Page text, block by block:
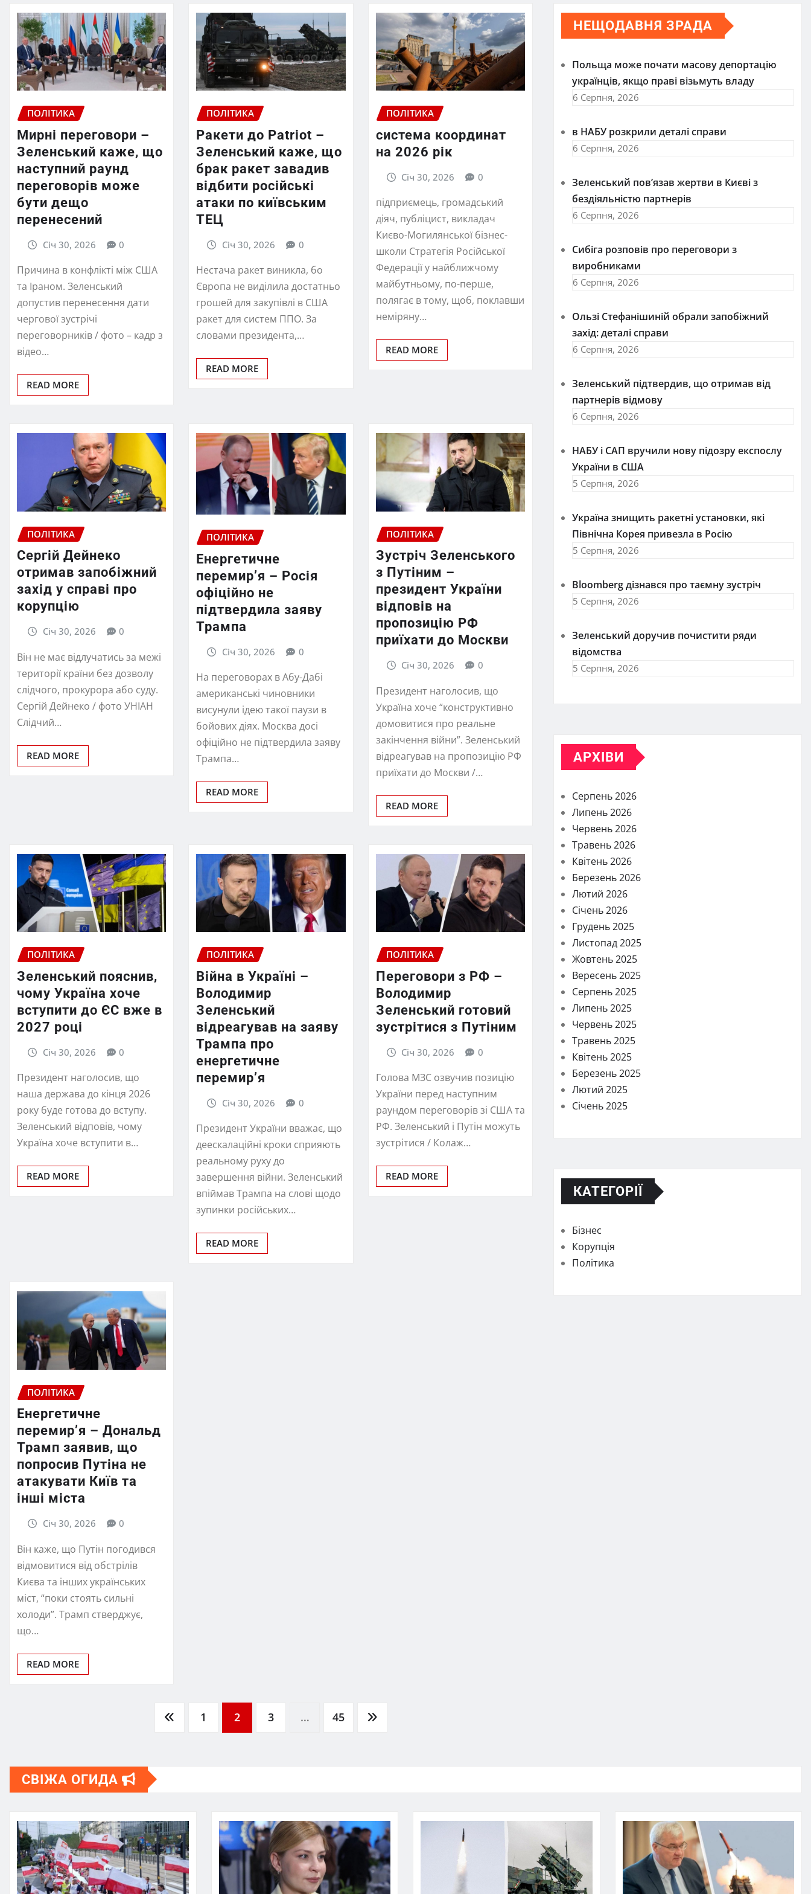
ПОЛІТИКА
Мирні переговори –
Зеленський каже, що
наступний раунд
переговорів може
бути дещо
перенесений
Січ 30, 2026 0
Причина в конфлікті між США
та Іраном. Зеленський
допустив перенесення дати
чергової зустрічі
переговорників / фото – кадр з
відео…
READ MORE
ПОЛІТИКА
Ракети до Patriot –
Зеленський каже, що
брак ракет завадив
відбити російські
атаки по київським
ТЕЦ
Січ 30, 2026 0
Нестача ракет виникла, бо
Європа не виділила достатньо
грошей для закупівлі в США
ракет для систем ППО. За
словами президента,…
READ MORE
ПОЛІТИКА
система координат
на 2026 рік
Січ 30, 2026 0
підприємець, громадський
діяч, публіцист, викладач
Києво-Могилянської бізнес-
школи Стратегія Російської
Федерації у найближчому
майбутньому, по-перше,
полягає в тому, щоб, поклавши
неміряну…
READ MORE
ПОЛІТИКА
Сергій Дейнеко
отримав запобіжний
захід у справі про
корупцію
Січ 30, 2026 0
Він не має відлучатись за межі
території країни без дозволу
слідчого, прокурора або суду.
Сергій Дейнеко / фото УНІАН
Слідчий…
READ MORE
ПОЛІТИКА
Енергетичне
перемир’я – Росія
офіційно не
підтвердила заяву
Трампа
Січ 30, 2026 0
На переговорах в Абу-Дабі
американські чиновники
висунули ідею такої паузи в
бойових діях. Москва досі
офіційно не підтвердила заяву
Трампа…
READ MORE
ПОЛІТИКА
Зустріч Зеленського
з Путіним –
президент України
відповів на
пропозицію РФ
приїхати до Москви
Січ 30, 2026 0
Президент наголосив, що
Україна хоче “конструктивно
домовитися про реальне
закінчення війни”. Зеленський
відреагував на пропозицію РФ
приїхати до Москви /…
READ MORE
ПОЛІТИКА
Зеленський пояснив,
чому Україна хоче
вступити до ЄС вже в
2027 році
Січ 30, 2026 0
Президент наголосив, що
наша держава до кінця 2026
року буде готова до вступу.
Зеленський відповів, чому
Україна хоче вступити в…
READ MORE
ПОЛІТИКА
Війна в Україні –
Володимир
Зеленський
відреагував на заяву
Трампа про
енергетичне
перемир’я
Січ 30, 2026 0
Президент України вважає, що
деескалаційні кроки сприяють
реальному руху до
завершення війни. Зеленський
впіймав Трампа на слові щодо
зупинки російських…
READ MORE
ПОЛІТИКА
Переговори з РФ –
Володимир
Зеленський готовий
зустрітися з Путіним
Січ 30, 2026 0
Голова МЗС озвучив позицію
України перед наступним
раундом переговорів зі США та
РФ. Зеленський і Путін можуть
зустрітися / Колаж…
READ MORE
ПОЛІТИКА
Енергетичне
перемир’я – Дональд
Трамп заявив, що
попросив Путіна не
атакувати Київ та
інші міста
Січ 30, 2026 0
Він каже, що Путін погодився
відмовитися від обстрілів
Києва та інших українських
міст, “поки стоять сильні
холоди”. Трамп стверджує,
що…
READ MORE
1 2 3 … 45
НЕЩОДАВНЯ ЗРАДА
Польща може почати масову депортацію
українців, якщо праві візьмуть владу
6 Серпня, 2026
в НАБУ розкрили деталі справи
6 Серпня, 2026
Зеленський пов’язав жертви в Києві з
бездіяльністю партнерів
6 Серпня, 2026
Сибіга розповів про переговори з
виробниками
6 Серпня, 2026
Ользі Стефанішиній обрали запобіжний
захід: деталі справи
6 Серпня, 2026
Зеленський підтвердив, що отримав від
партнерів відмову
6 Серпня, 2026
НАБУ і САП вручили нову підозру експослу
України в США
5 Серпня, 2026
Україна знищить ракетні установки, які
Північна Корея привезла в Росію
5 Серпня, 2026
Bloomberg дізнався про таємну зустріч
5 Серпня, 2026
Зеленський доручив почистити ряди
відомства
5 Серпня, 2026
АРХІВИ
Серпень 2026
Липень 2026
Червень 2026
Травень 2026
Квітень 2026
Березень 2026
Лютий 2026
Січень 2026
Грудень 2025
Листопад 2025
Жовтень 2025
Вересень 2025
Серпень 2025
Липень 2025
Червень 2025
Травень 2025
Квітень 2025
Березень 2025
Лютий 2025
Січень 2025
КАТЕГОРІЇ
Бізнес
Корупція
Політика
СВІЖА ОГИДА